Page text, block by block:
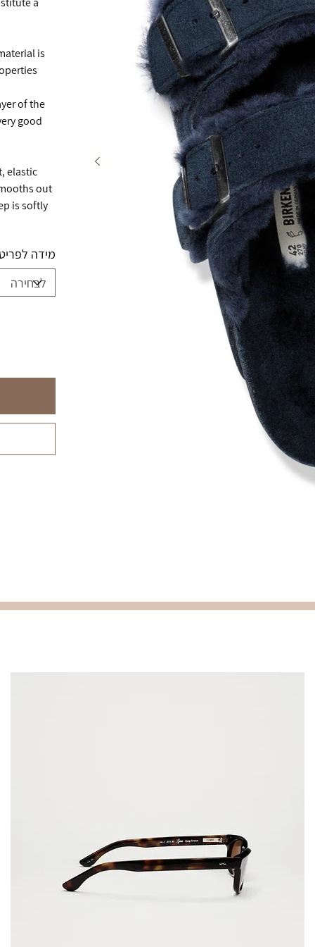
is
of the
good
elastic
out
is softly
מידה